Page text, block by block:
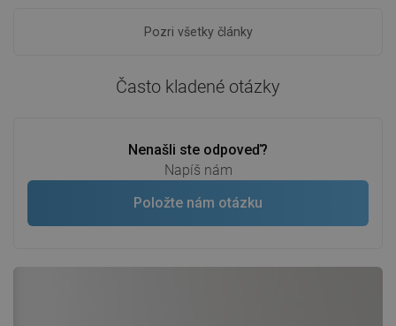
Pozri všetky články
Často kladené otázky
Nenašli ste odpoveď?
Napíš nám
Položte nám otázku